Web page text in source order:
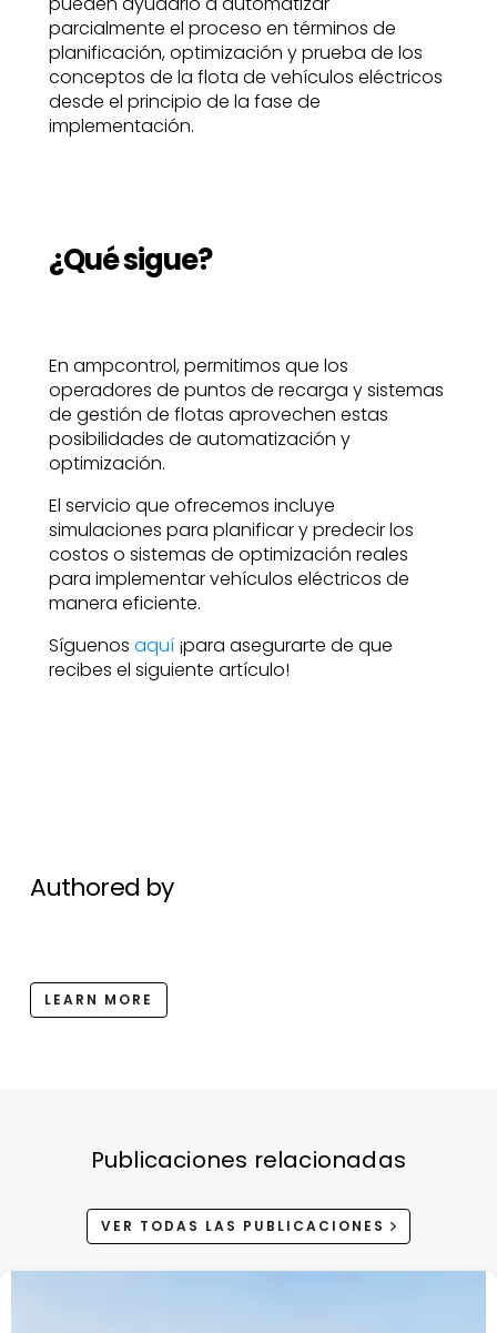
parcialmente el proceso en términos de
planificación, optimización y prueba de los
conceptos de la flota de vehículos eléctricos
desde el principio de la fase de
implementación.
¿Qué sigue?
En ampcontrol, permitimos que los
operadores de puntos de recarga y sistemas
de gestión de flotas aprovechen estas
posibilidades de automatización y
optimización.
El servicio que ofrecemos incluye
simulaciones para planificar y predecir los
costos o sistemas de optimización reales
para implementar vehículos eléctricos de
manera eficiente.
Síguenosaquí ¡para asegurarte de que
recibes el siguiente artículo!
Authored by
LEARN MORE
Publicaciones relacionadas
VER TODAS LAS PUBLICACIONES